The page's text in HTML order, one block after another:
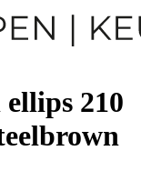
210